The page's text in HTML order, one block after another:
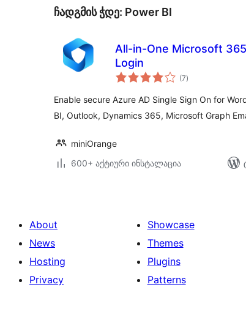
ჩადგმის ჭდე: Power BI
All-in-One Microsoft
Login
(7საერთო
რეიტინგი
)
Enable secure Azure AD Single Sign On for
BI, Outlook, Dynamics 365, Microsoft Graph
miniOrange
600+ აქტიური ინსტალაცია
About
News
Hosting
Privacy
Showcase
Themes
Plugins
Patterns